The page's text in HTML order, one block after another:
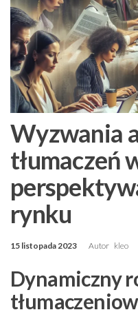
Wyzwania
tłumaczeń
rynku
15 listopada 2023 Autor kleo
Dynamiczny